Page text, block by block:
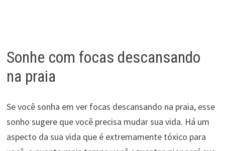
Sonhe com focas descansando
na praia
Se você sonha em ver focas descansando na praia, esse
sonho sugere que você precisa mudar sua vida. Há um
aspecto da sua vida que é extremamente tóxico para